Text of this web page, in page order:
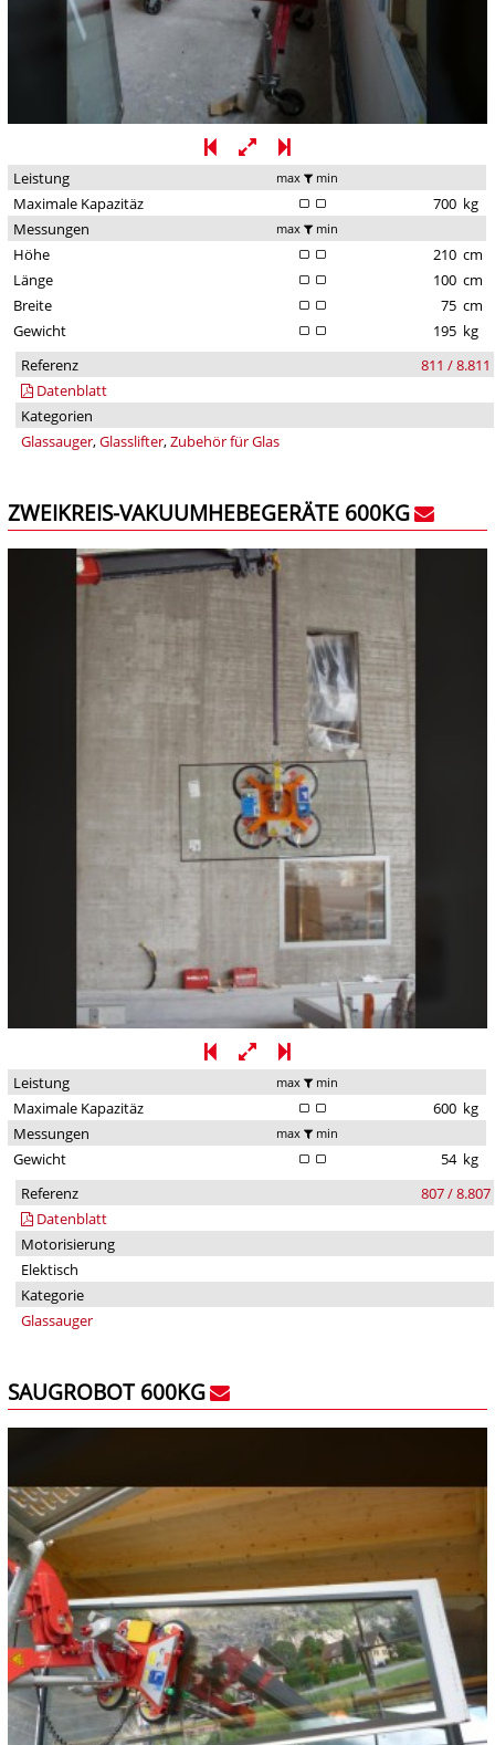
Leistung max min
Maximale Kapazitäz 700 kg
Messungen
max min
Höhe 210 cm
Länge
100 cm
Breite
75 cm
Gewicht
195 kg
Referenz
811 / 8.811
Datenblatt
Kategorien
Glassauger,Glasslifter,Zubehör für Glas
ZWEIKREIS-VAKUUMHEBEGERÄTE 600KG
Leistung max min
Maximale Kapazitäz 600 kg
Messungen
max min
Gewicht 54 kg
Referenz
807 / 8.807
Datenblatt
Motorisierung
Elektisch
Kategorie
Glassauger
SAUGROBOT 600KG